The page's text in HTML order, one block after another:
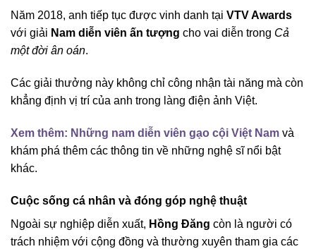
Năm 2018, anh tiếp tục được vinh danh tại VTV Awards
với giải Nam diễn viên ấn tượng cho vai diễn trong Cả
một đời ân oán.
Các giải thưởng này không chỉ công nhận tài năng mà còn
khẳng định vị trí của anh trong làng điện ảnh Việt.
Xem thêm: Những nam diễn viên gạo cội Việt Nam và
khám phá thêm các thông tin về những nghệ sĩ nổi bật
khác.
Cuộc sống cá nhân và đóng góp nghệ thuật
Ngoài sự nghiệp diễn xuất, Hồng Đăng còn là người có
trách nhiệm với cộng đồng và thường xuyên tham gia các